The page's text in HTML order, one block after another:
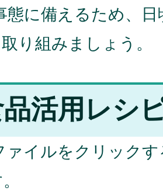
態に備えるため、
り組みましょう。
活用レシ
ァイルをクリック